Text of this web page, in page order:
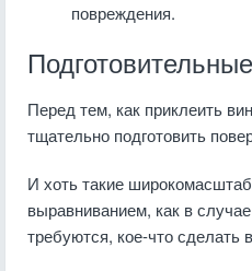
повреждения.
Перед тем, как приклеить
тщательно подготовить
И хоть такие
выравниванием, как в
требуются, кое-что сделать